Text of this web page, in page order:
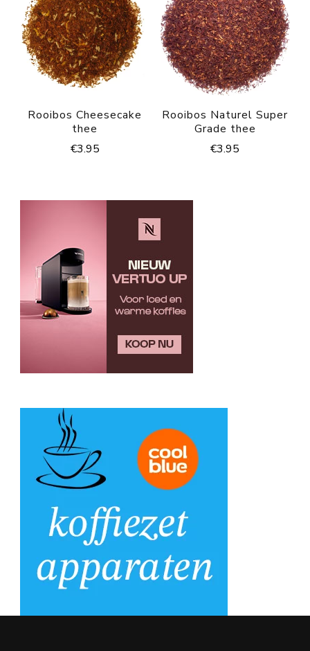
Rooibos Cheesecake
thee
€3.95
Rooibos Naturel Super
Grade thee
€3.95